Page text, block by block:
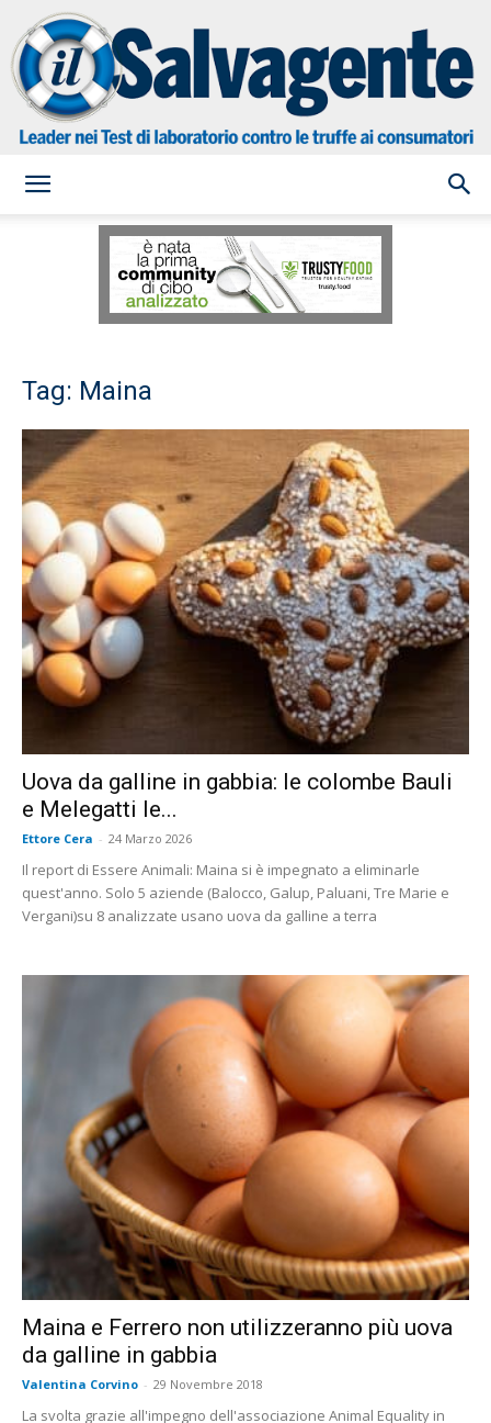
Salvagente
Tag: Maina
Uova da galline in gabbia: le colombe Bauli
e Melegatti le...
Ettore Cera - 24 Marzo 2026
Il report di Essere Animali: Maina si è impegnato a eliminarle
quest'anno. Solo 5 aziende (Balocco, Galup, Paluani, Tre Marie e
Vergani)su 8 analizzate usano uova da galline a terra
Maina e Ferrero non utilizzeranno più uova
da galline in gabbia
Valentina Corvino - 29 Novembre 2018
La svolta grazie all'impegno dell'associazione Animal Equality in